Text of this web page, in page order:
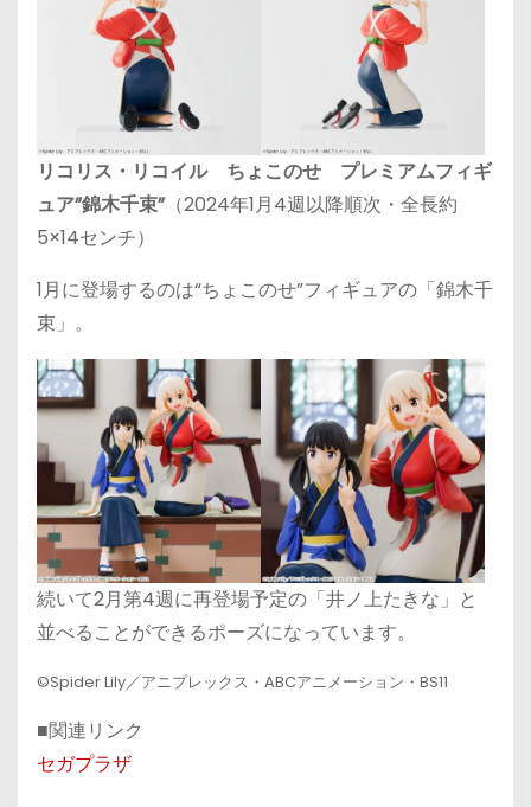
リコリス・リコイル ちょこのせ プレミアムフィギ
ュア”錦木千束”（2024年1月4週以降順次・全長約
5×14センチ）
1月に登場するのは“ちょこのせ”フィギュアの「錦木千
束」。
続いて2月第4週に再登場予定の「井ノ上たきな」と
並べることができるポーズになっています。
©Spider Lily／アニプレックス・ABCアニメーション・BS11
■関連リンク
セガプラザ